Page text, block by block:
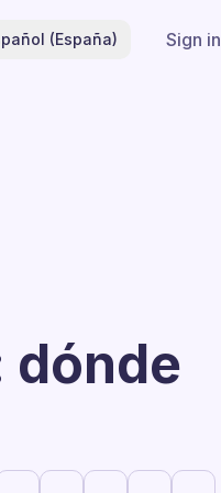
(España) Sign in
dónde